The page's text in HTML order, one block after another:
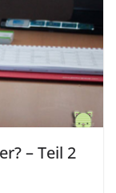
– Teil 2